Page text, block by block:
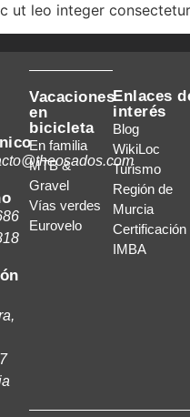
ut leo integer
Vacaciones
en
bicicleta
En familia
MTB &
Gravel
Vías verdes
Eurovelo
Enlaces
interés
Blog
WikiLoc
Turismo
Región de
Murcia
Certificación
IMBA